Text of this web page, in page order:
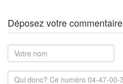
Déposez votre commentaire